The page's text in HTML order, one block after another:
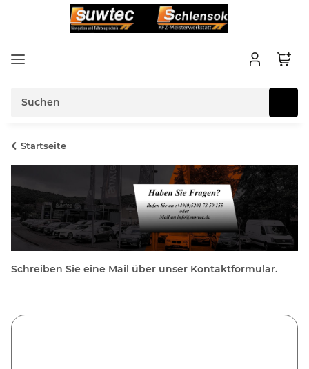
Startseite
Schreiben Sie eine Mail über unser Kontaktformular.